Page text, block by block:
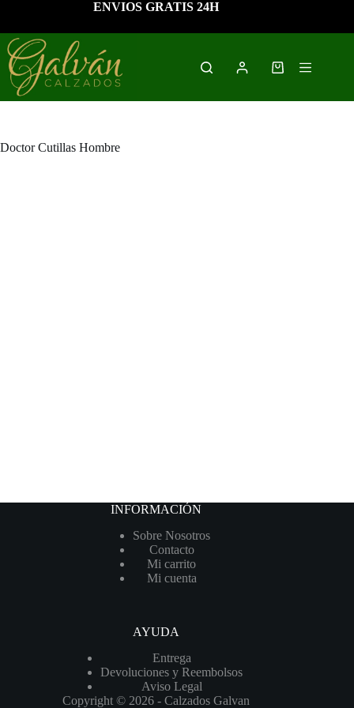
contenido
ENVIOS GRATIS 24H
Carro
compra
Doctor Cutillas Hombre
INFORMACIÓN
Sobre Nosotros
Contacto
Mi carrito
Mi cuenta
AYUDA
Entrega
Devoluciones y Reembolsos
Aviso Legal
Copyright © 2026 - Calzados Galvan